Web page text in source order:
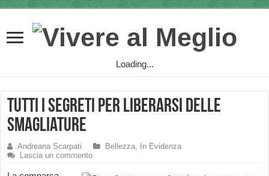
Loading...
Tutti i segreti per liberarsi delle
smagliature
Andreana Scarpati Bellezza,
In Evidenza
Lascia un commento